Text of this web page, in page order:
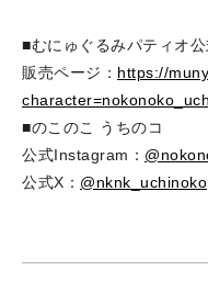
■むにゅぐるみパティオ公
販売ページ： https://
■のこのこ うちのコ
公式Instagram：
公式X： @nknk_uchinoko